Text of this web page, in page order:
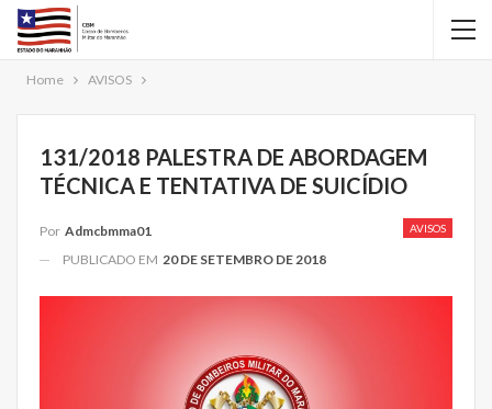
Home AVISOS
131/2018 PALESTRA DE ABORDAGEM
TÉCNICA E TENTATIVA DE SUICÍDIO
AVISOS
Por Admcbmma01
PUBLICADO EM 20 DE SETEMBRO DE 2018